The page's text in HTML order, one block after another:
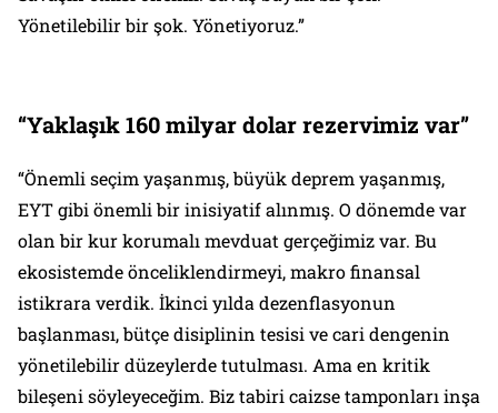
Yönetilebilir bir şok. Yönetiyoruz.”
“Yaklaşık 160 milyar dolar rezervimiz var”
“Önemli seçim yaşanmış, büyük deprem yaşanmış,
EYT gibi önemli bir inisiyatif alınmış. O dönemde var
olan bir kur korumalı mevduat gerçeğimiz var. Bu
ekosistemde önceliklendirmeyi, makro finansal
istikrara verdik. İkinci yılda dezenflasyonun
başlanması, bütçe disiplinin tesisi ve cari dengenin
yönetilebilir düzeylerde tutulması. Ama en kritik
bileşeni söyleyeceğim. Biz tabiri caizse tamponları inşa